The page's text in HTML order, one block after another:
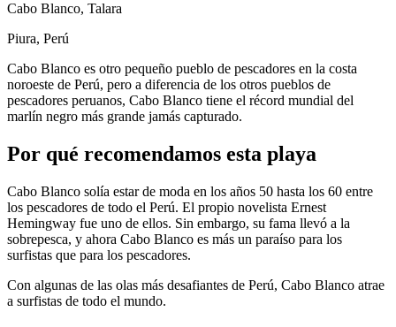
Cabo Blanco, Talara
Piura, Perú
Cabo Blanco es otro pequeño pueblo de pescadores en la costa
noroeste de Perú, pero a diferencia de los otros pueblos de
pescadores peruanos, Cabo Blanco tiene el récord mundial del
marlín negro más grande jamás capturado.
Por qué recomendamos esta playa
Cabo Blanco solía estar de moda en los años 50 hasta los 60 entre
los pescadores de todo el Perú. El propio novelista Ernest
Hemingway fue uno de ellos. Sin embargo, su fama llevó a la
sobrepesca, y ahora Cabo Blanco es más un paraíso para los
surfistas que para los pescadores.
Con algunas de las olas más desafiantes de Perú, Cabo Blanco atrae
a surfistas de todo el mundo.